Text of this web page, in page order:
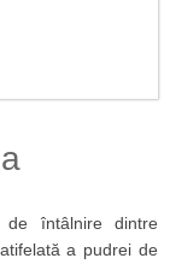
întâlnire dintre
a pudrei de